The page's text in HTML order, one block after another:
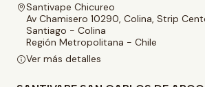
Santivape Chicureo
Av Chamisero 10290, Colina, Strip
Santiago - Colina
Región Metropolitana - Chile
Ver más detalles